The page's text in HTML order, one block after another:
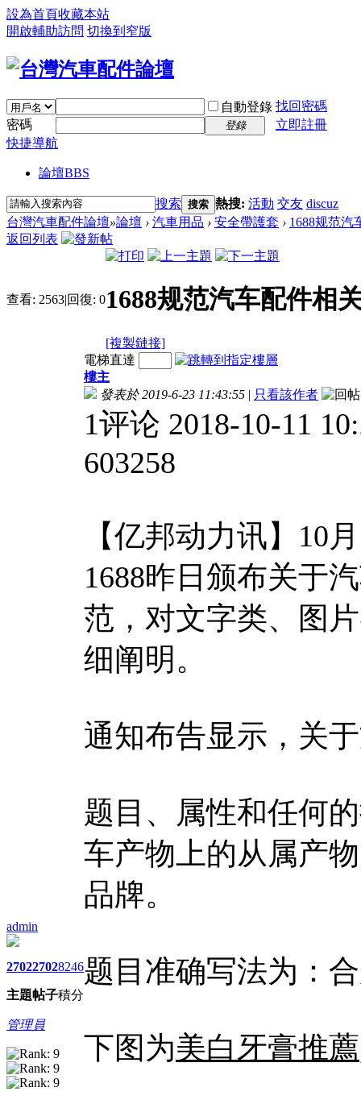
設為首頁收藏本站
開啟輔助訪問 切換到窄版
自動登錄 找回密碼
密碼
登錄
立即註冊
快捷導航
論壇BBS
搜索 搜索 熱搜: 活動 交友 discuz
台灣汽車配件論壇»論壇 › 汽車用品 › 安全帶護套 › 1688规范汽
返回列表
查看: 2563|回復: 01688规范汽车配件相
[複製鏈接]
admin
2702
主題
2702
帖子
8246
積分
管理員
電梯直達
樓主
發表於 2019-6-23 11:43:55 | 只看該作者
1评论 2018-10-11
603258
【亿邦动力讯】10
1688昨日颁布关于
范，对文字类、图
细阐明。
通知布告显示，关
题目、属性和任何
车产物上的从属产
品牌。
题目准确写法为：
下图为美白牙膏推薦